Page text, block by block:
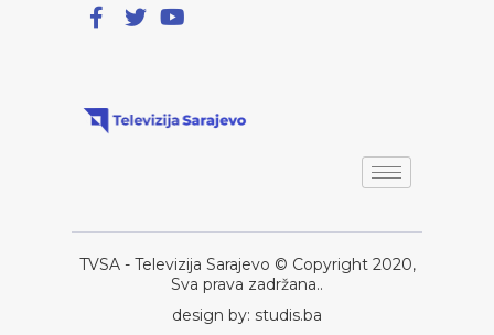
TVSA - Televizija Sarajevo © Copyright 2020,
Sva prava zadržana..
design by: studis.ba